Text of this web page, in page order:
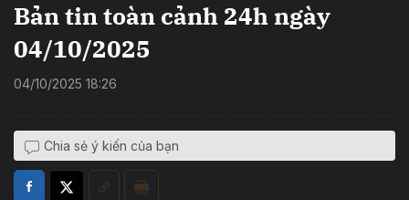
Bản tin toàn cảnh 24h ngày
04/10/2025
04/10/2025 18:26
Chia sẻ ý kiến của bạn